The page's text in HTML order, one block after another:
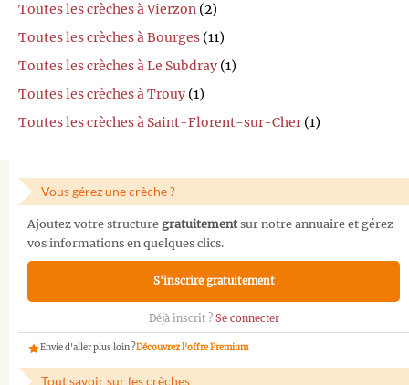
Toutes les crèches à Vierzon (2)
Toutes les crèches à Bourges (11)
Toutes les crèches à Le Subdray (1)
Toutes les crèches à Trouy (1)
Toutes les crèches à Saint-Florent-sur-Cher (1)
Vous gérez une crèche ?
Ajoutez votre structure gratuitementsur notre annuaire et gérez
vos informations en quelques clics.
S'inscrire gratuitement
Déjà inscrit ? Se connecter
Envie d'aller plus loin ?Découvrez l'offre Premium
Tout savoir sur les crèches